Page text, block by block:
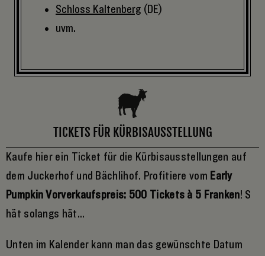
Schloss Kaltenberg (DE)
uvm.
TICKETS FÜR KÜRBISAUSSTELLUNG
Kaufe hier ein Ticket für die Kürbisausstellungen auf
dem Juckerhof und Bächlihof. Profitiere vom Early
Pumpkin Vorverkaufspreis: 500 Tickets à 5 Franken! S
hät solangs hät...
Unten im Kalender kann man das gewünschte Datum